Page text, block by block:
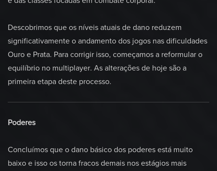
Descobrimos que os níveis atuais de dano reduzem
significativamente o andamento dos jogos nas dificuldades
Ouro e Prata. Para corrigir isso, começamos a reformular o
equilíbrio no multiplayer. As alterações de hoje são a
primeira etapa deste processo.
Poderes
Concluímos que o dano básico dos poderes está muito
baixo e isso os torna fracos demais nos estágios mais